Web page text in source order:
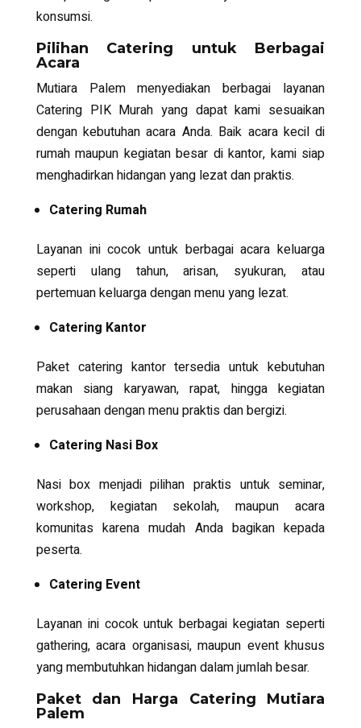
konsumsi.
Pilihan Catering untuk Berbagai
Acara
Mutiara Palem menyediakan berbagai layanan
Catering PIK Murah yang dapat kami sesuaikan
dengan kebutuhan acara Anda. Baik acara kecil di
rumah maupun kegiatan besar di kantor, kami siap
menghadirkan hidangan yang lezat dan praktis.
Catering Rumah
Layanan ini cocok untuk berbagai acara keluarga
seperti ulang tahun, arisan, syukuran, atau
pertemuan keluarga dengan menu yang lezat.
Catering Kantor
Paket catering kantor tersedia untuk kebutuhan
makan siang karyawan, rapat, hingga kegiatan
perusahaan dengan menu praktis dan bergizi.
Catering Nasi Box
Nasi box menjadi pilihan praktis untuk seminar,
workshop, kegiatan sekolah, maupun acara
komunitas karena mudah Anda bagikan kepada
peserta.
Catering Event
Layanan ini cocok untuk berbagai kegiatan seperti
gathering, acara organisasi, maupun event khusus
yang membutuhkan hidangan dalam jumlah besar.
Paket dan Harga Catering Mutiara
Palem